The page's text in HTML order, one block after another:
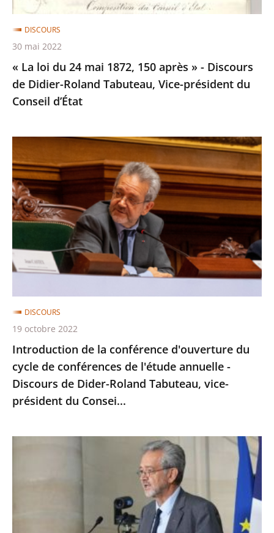
Didier-
Roland
Tabuteau,
président
du
Conseil
d’État
« La loi du 24 mai 1872, 150 après » - Discours
de Didier-Roland Tabuteau, Vice-président du
Conseil d’État
DISCOURS
30 mai 2022
Introduction
de
la
conférence
d'ouverture
cycle
de
de
l'étude
annuelle
-
Discours
de
Dider-
Tabuteau,
Introduction de la conférence d'ouverture du
cycle de conférences de l'étude annuelle -
Discours de Dider-Roland Tabuteau, vice-
président du Consei...
DISCOURS
19 octobre 2022